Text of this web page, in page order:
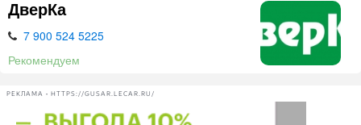
ДверКа
7 900 524 5225
Рекомендуем
РЕКЛАМА • HTTPS://GUSAR.LECAR.RU/